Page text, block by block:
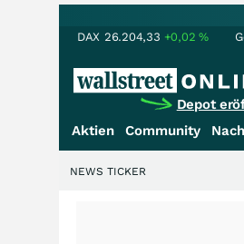
DAX 26.204,33 +0,02%
Depot
Aktien Community
NEWS TICKER